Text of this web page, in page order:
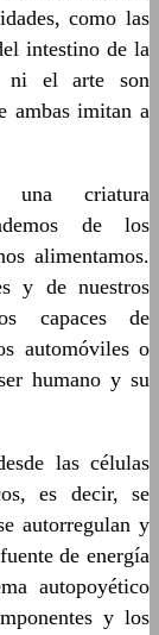
como las
intestino de la
ni el arte son
ambas imitan a
criatura
de los
alimentamos.
y de nuestros
capaces de
automóviles o
humano y su
las células
es decir, se
autorregulan y
de energía
autopoyético
y los